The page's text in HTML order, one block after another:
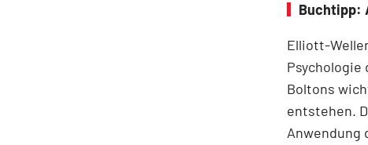
Buchtipp:
Elliott-
Psychologie
Boltons
entstehen.
Anwendung